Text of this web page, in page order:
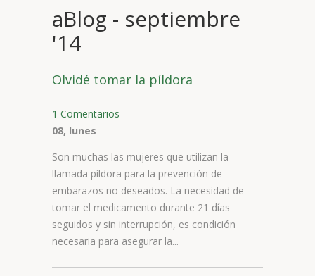
aBlog - septiembre
'14
Olvidé tomar la píldora
1 Comentarios
08, lunes
Son muchas las mujeres que utilizan la
llamada píldora para la prevención de
embarazos no deseados. La necesidad de
tomar el medicamento durante 21 días
seguidos y sin interrupción, es condición
necesaria para asegurar la...